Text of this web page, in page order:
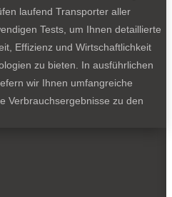
laufend Transporter aller
Tests, um Ihnen detaillierte
Effizienz und Wirtschaftlichkeit
zu bieten. In ausführlichen
wir Ihnen umfangreiche
Verbrauchsergebnisse zu den